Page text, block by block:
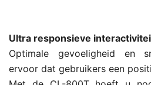
Ultra responsieve
Optimale gevoeligheid en
ervoor dat gebruikers een